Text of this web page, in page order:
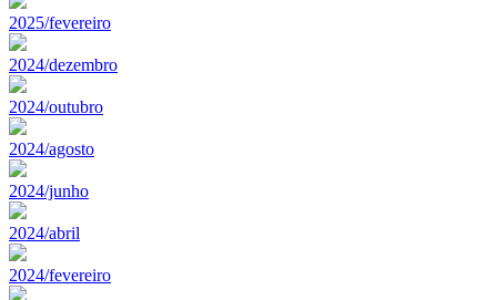
2025/fevereiro
2024/dezembro
2024/outubro
2024/agosto
2024/junho
2024/abril
2024/fevereiro